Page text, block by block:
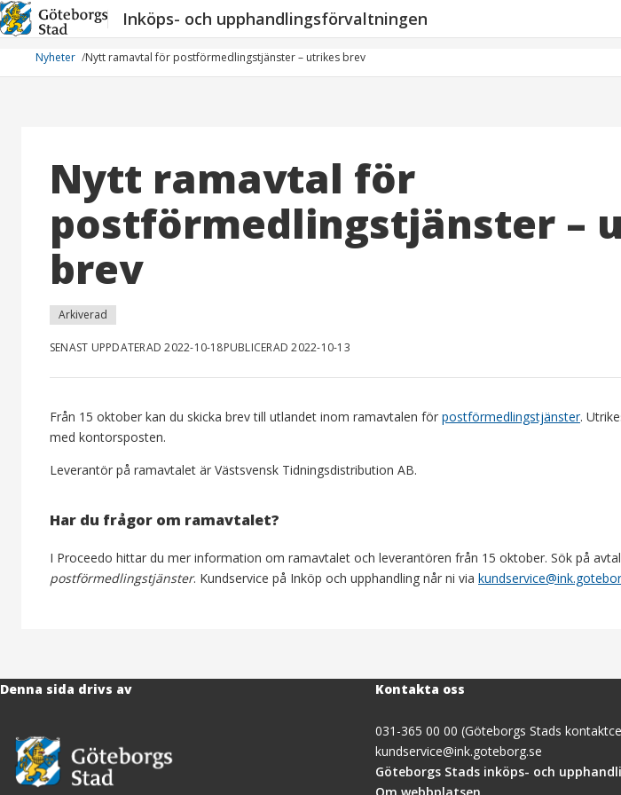
Hoppa
till
innehåll
Inköps- och upphandlingsförvaltningen
Nyheter Nytt ramavtal för postförmedlingstjänster – utrikes brev
Nytt ramavtal för
postförmedlingstjänster –
brev
Arkiverad
SENAST UPPDATERAD 2022-10-18PUBLICERAD 2022-10-13
Från 15 oktober kan du skicka brev till utlandet inom ramavtalen för postförmedlingstjänster.
med kontorsposten.
Leverantör på ramavtalet är Västsvensk Tidningsdistribution AB.
Har du frågor om ramavtalet?
I Proceedo hittar du mer information om ramavtalet och leverantören från 15 oktober. Sök på
postförmedlingstjänster. Kundservice på Inköp och upphandling når ni via
Denna sida drivs av Kontakta oss
031-365 00 00 (Göteborgs Stads
kundservice@ink.goteborg.se
Göteborgs Stads inköps- och